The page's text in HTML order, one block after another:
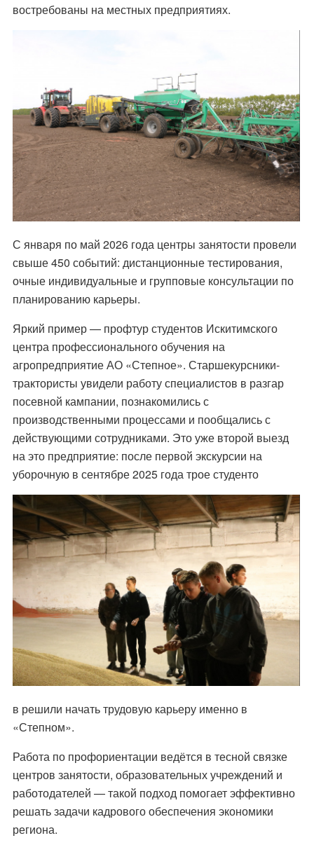
востребованы на местных предприятиях.
С января по май 2026 года центры занятости провели
свыше 450 событий: дистанционные тестирования,
очные индивидуальные и групповые консультации по
планированию карьеры.
Яркий пример — профтур студентов Искитимского
центра профессионального обучения на
агропредприятие АО «Степное». Старшекурсники-
трактористы увидели работу специалистов в разгар
посевной кампании, познакомились с
производственными процессами и пообщались с
действующими сотрудниками. Это уже второй выезд
на это предприятие: после первой экскурсии на
уборочную в сентябре 2025 года трое студенто
в решили начать трудовую карьеру именно в
«Степном».
Работа по профориентации ведётся в тесной связке
центров занятости, образовательных учреждений и
работодателей — такой подход помогает эффективно
решать задачи кадрового обеспечения экономики
региона.